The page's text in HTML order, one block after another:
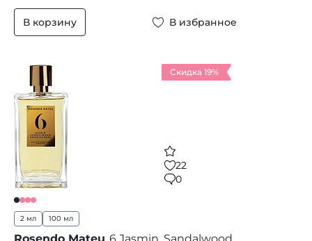
В корзину В избранное
Скидка 19%
22
0
2 мл 100 мл